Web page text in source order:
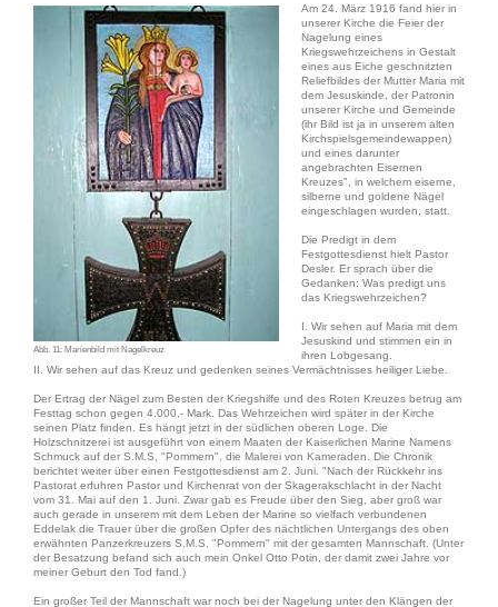
Abb. 11: Marienbild mit Nagelkreuz
Am 24. März 1916 fand hier in
unserer Kirche die Feier der
Nagelung eines
Kriegswehrzeichens in Gestalt
eines aus Eiche geschnitzten
Reliefbildes der Mutter Maria mit
dem Jesuskinde, der Patronin
unserer Kirche und Gemeinde
(ihr Bild ist ja in unserem alten
Kirchspielsgemeindewappen)
und eines darunter
angebrachten Eisernen
Kreuzes", in welchem eiserne,
silberne und goldene Nägel
eingeschlagen wurden, statt.
Die Predigt in dem
Festgottesdienst hielt Pastor
Desler. Er sprach über die
Gedanken: Was predigt uns
das Kriegswehrzeichen?
I. Wir sehen auf Maria mit dem
Jesuskind und stimmen ein in
ihren Lobgesang.
II. Wir sehen auf das Kreuz und gedenken seines Vermächtnisses heiliger Liebe.
Der Ertrag der Nägel zum Besten der Kriegshilfe und des Roten Kreuzes betrug am
Festtag schon gegen 4.000,- Mark. Das Wehrzeichen wird später in der Kirche
seinen Platz finden. Es hängt jetzt in der südlichen oberen Loge. Die
Holzschnitzerei ist ausgeführt von einem Maaten der Kaiserlichen Marine Namens
Schmuck auf der S.M.S, "Pommern", die Malerei von Kameraden. Die Chronik
berichtet weiter über einen Festgottesdienst am 2. Juni. "Nach der Rückkehr ins
Pastorat erfuhren Pastor und Kirchenrat von der Skagerakschlacht in der Nacht
vom 31. Mai auf den 1. Juni. Zwar gab es Freude über den Sieg, aber groß war
auch gerade in unserem mit dem Leben der Marine so vielfach verbundenen
Eddelak die Trauer über die großen Opfer des nächtlichen Untergangs des oben
erwähnten Panzerkreuzers S.M.S. "Pommern" mit der gesamten Mannschaft. (Unter
der Besatzung befand sich auch mein Onkel Otto Potin, der damit zwei Jahre vor
meiner Geburt den Tod fand.)
Ein großer Teil der Mannschaft war noch bei der Nagelung unter den Klängen der